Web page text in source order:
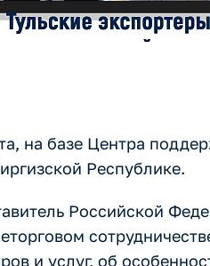
на базе Центра
Республике.
Российской
и услуг, об